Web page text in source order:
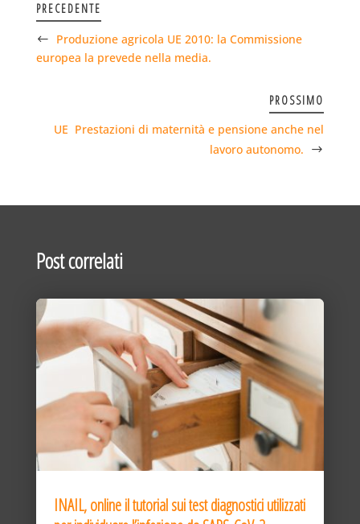
PRECEDENTE
Produzione agricola UE 2010: la Commissione
europea la prevede nella media.
PROSSIMO
UE  Prestazioni di maternità e pensione anche nel
lavoro autonomo.
Post correlati
INAIL, online il tutorial sui test diagnostici utilizzati